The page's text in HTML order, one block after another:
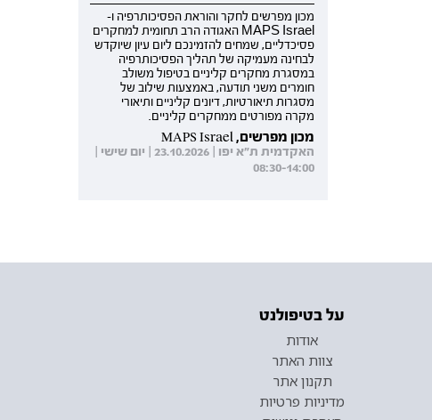
מכון מפרשים לחקר והוראת הפסיכותרפיה ו-
MAPS Israel האגודה הרב תחומית למחקרים
פסיכדליים, שמחים להזמינכם ליום עיון שיוקדש
לבחינה מעמיקה של תהליך הפסיכותרפיה
במסגרת מחקרים קליניים בטיפול משולב
חומרים משני תודעה, באמצעות שילוב של
מסגרות תיאורטיות, דיונים קליניים ותיאורי
מקרה מפורטים ממחקרים קליניים.
מכון מפרשים, MAPS Israel
האקדמית ת"א יפו | 23.10.2026 | יום שישי |
08:30-14:00
על בטיפולנט
אודות
צוות האתר
תקנון אתר
מדיניות פרטיות